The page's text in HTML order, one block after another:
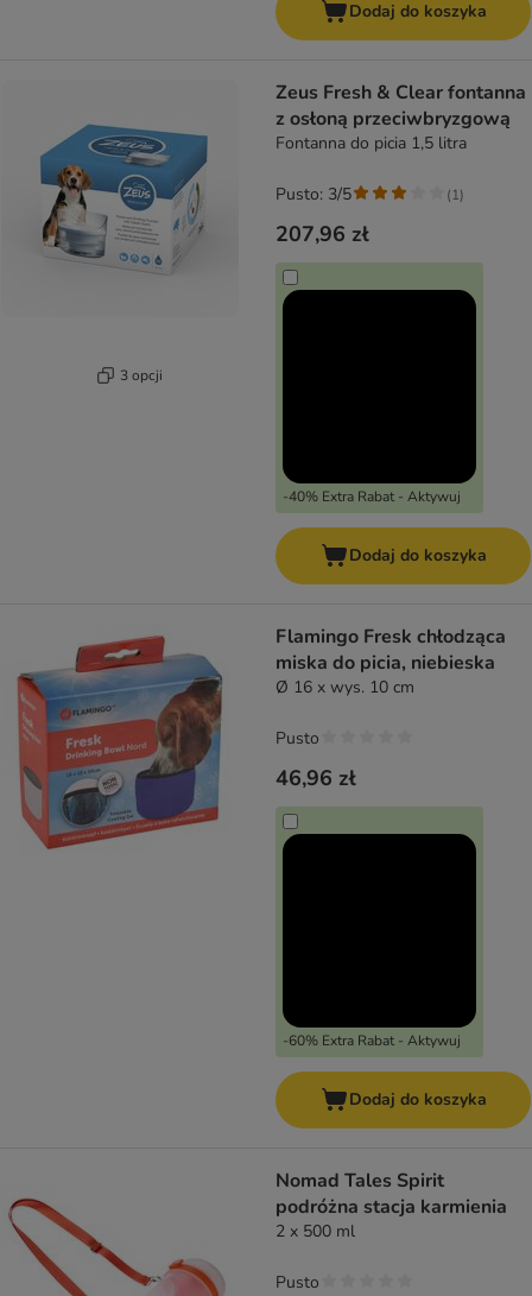
Dodaj do koszyka
3 opcji
Zeus Fresh & Clear fontanna
z osłoną przeciwbryzgową
Fontanna do picia 1,5 litra
207,96 zł
-40% Extra Rabat - Aktywuj
Pusto: 3/5 (1)
Dodaj do koszyka
Flamingo Fresk chłodząca
miska do picia, niebieska
Ø 16 x wys. 10 cm
46,96 zł
-60% Extra Rabat - Aktywuj
Pusto
Dodaj do koszyka
Nomad Tales Spirit
podróżna stacja karmienia
2 x 500 ml
Pusto